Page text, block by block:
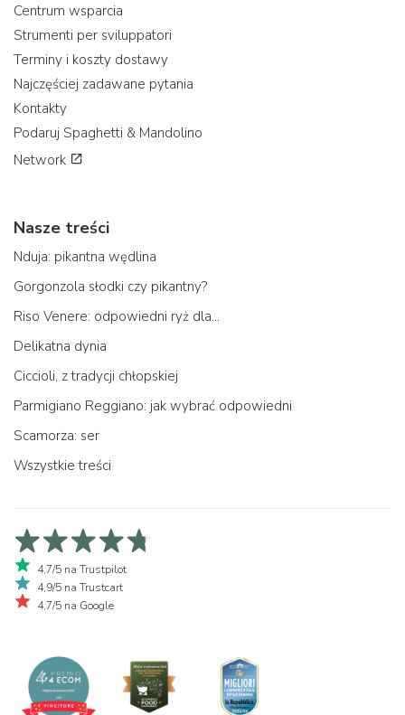
Centrum wsparcia
Strumenti per sviluppatori
Terminy i koszty dostawy
Najczęściej zadawane pytania
Kontakty
Podaruj Spaghetti & Mandolino
Network
Nasze treści
Nduja: pikantna wędlina
Gorgonzola słodki czy pikantny?
Riso Venere: odpowiedni ryż dla...
Delikatna dynia
Ciccioli, z tradycji chłopskiej
Parmigiano Reggiano: jak wybrać odpowiedni
Scamorza: ser
Wszystkie treści
4,7/5 na Trustpilot
4,9/5 na Trustcart
4,7/5 na Google